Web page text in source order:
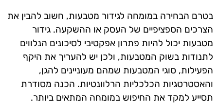
בטרם הבחירה במומחה לגידור מטבעות, חשוב להבין את
הצרכים הספציפיים של העסק או ההשקעה. גידור
מטבעות יכול להיות פתרון אפקטיבי לסיכונים הנלווים
לתנודות בשוק המטבעות, ולכן יש להעריך את היקף
הפעילות, סוגי המטבעות שמהם מעוניינים להגן,
והאסטרטגיות הכלכליות הרלוונטיות. הכנה מסודרת
תסייע למקד את החיפוש במומחה המתאים ביותר.